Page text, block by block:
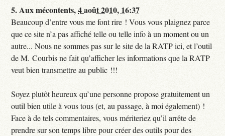
5.Aux mécontents,4 août 2010, 16:37
Beaucoup d’entre vous me font rire ! Vous vous plaignez parce
que ce site n’a pas affiché telle ou telle info à un moment ou un
autre... Nous ne sommes pas sur le site de la RATP ici, et l’outil
de M. Courbis ne fait qu’afficher les informations que la RATP
veut bien transmettre au public !!!
Soyez plutôt heureux qu’une personne propose gratuitement un
outil bien utile à vous tous (et, au passage, à moi également) !
Face à de tels commentaires, vous mériteriez qu’il arrête de
prendre sur son temps libre pour créer des outils pour des